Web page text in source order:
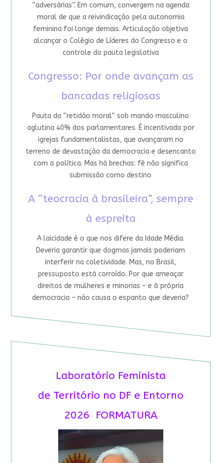
“adversárias”. Em comum, convergem na agenda
moral de que a reivindicação pela autonomia
feminina foi longe demais. Articulação objetiva
alcançar o Colégio de Líderes do Congresso e o
controle da pauta legislativa
Congresso: Por onde avançam as
bancadas religiosas
Pauta da “retidão moral” sob mando masculino
aglutina 40% dos parlamentares. É incentivada por
igrejas fundamentalistas, que avançaram no
terreno de devastação da democracia e desencanto
com a política. Mas há brechas: fé não significa
submissão como destino
A “teocracia à brasileira”, sempre
à espreita
A laicidade é o que nos difere da Idade Média.
Deveria garantir que dogmas jamais poderiam
interferir na coletividade. Mas, no Brasil,
pressuposto está corroído. Por que ameaçar
direitos de mulheres e minorias – e à própria
democracia – não causa o espanto que deveria?
Laboratório Feminista
de Território no DF e Entorno
2026 FORMATURA